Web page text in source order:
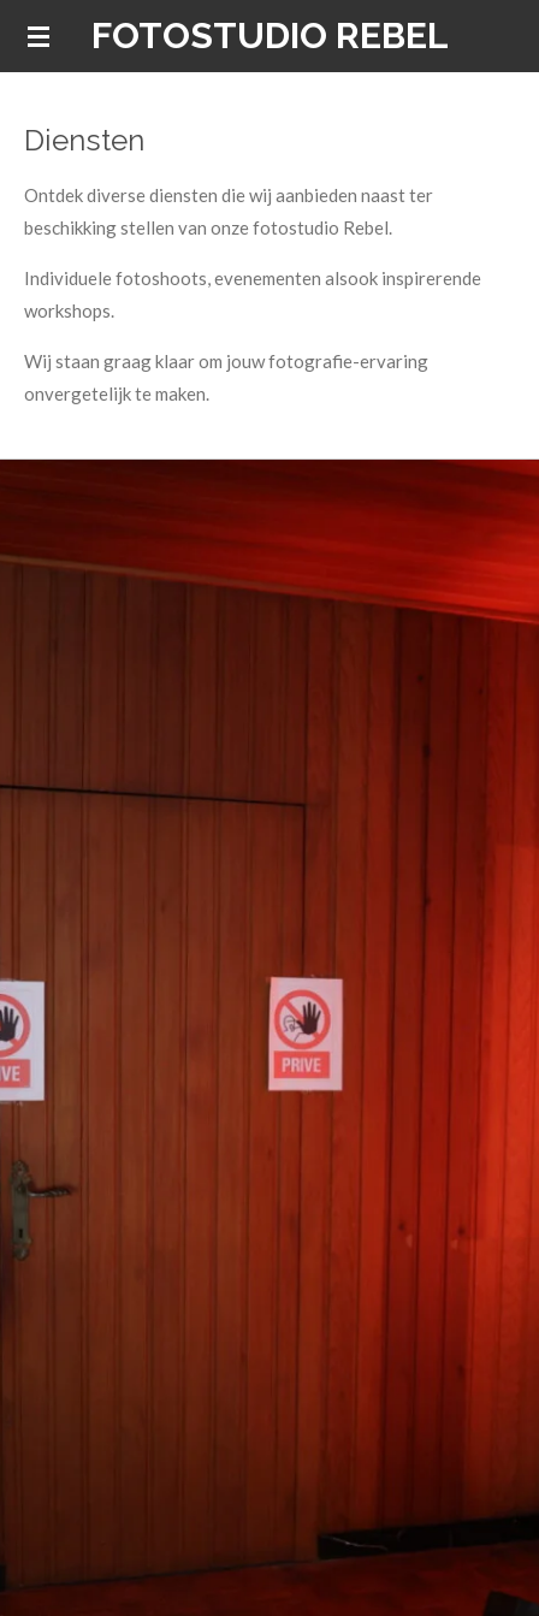
Ga
hoofdinhoud
FOTOSTUDIO REBEL
Diensten
Ontdek diverse diensten die wij aanbieden naast ter
beschikking stellen van onze fotostudio Rebel.
Individuele fotoshoots, evenementen alsook inspirerende
workshops.
Wij staan graag klaar om jouw fotografie-ervaring
onvergetelijk te maken.